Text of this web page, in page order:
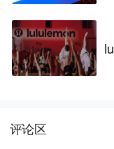
评论区